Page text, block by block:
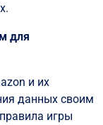
для
и их
данных своим
игры